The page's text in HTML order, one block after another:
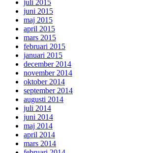
juli 2015
juni 2015
maj 2015
april 2015
mars 2015
februari 2015
januari 2015
december 2014
november 2014
oktober 2014
september 2014
augusti 2014
juli 2014
juni 2014
maj 2014
april 2014
mars 2014